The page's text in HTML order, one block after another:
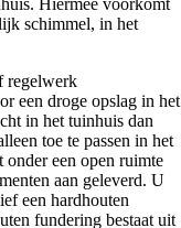
schimmel, in het
regelwerk
een droge opslag in het
in het tuinhuis dan
toe te passen in het
een open ruimte
aan geleverd. U
een hardhouten
fundering bestaat uit